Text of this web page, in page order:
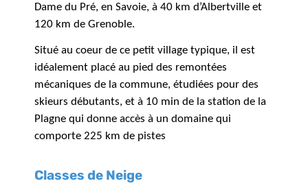
Dame du Pré, en Savoie, à 40 km d’Albertville et
120 km de Grenoble.
Situé au coeur de ce petit village typique, il est
idéalement placé au pied des remontées
mécaniques de la commune, étudiées pour des
skieurs débutants, et à 10 min de la station de la
Plagne qui donne accès à un domaine qui
comporte 225 km de pistes
Classes de Neige